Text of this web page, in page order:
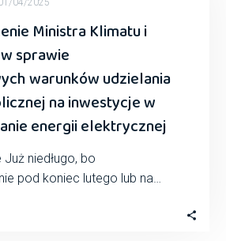
Ministra Klimatu i
sprawie
warunków udzielania
na inwestycje w
energii elektrycznej
niedługo, bo
pod koniec lutego lub na